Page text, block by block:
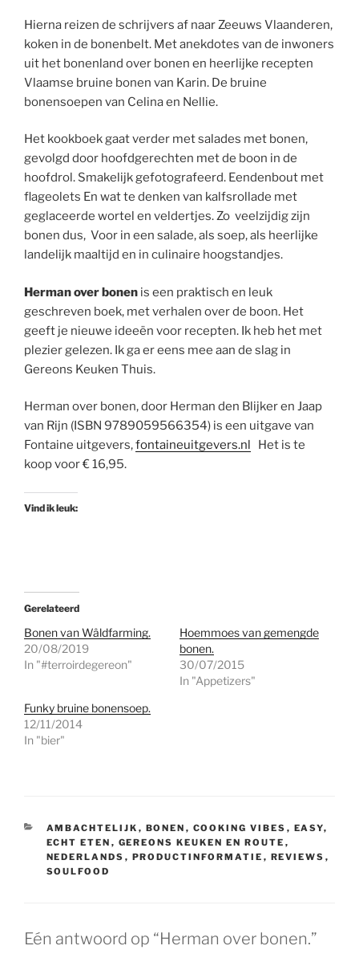
Hierna reizen de schrijvers af naar Zeeuws Vlaanderen,
koken in de bonenbelt. Met anekdotes van de inwoners
uit het bonenland over bonen en heerlijke recepten
Vlaamse bruine bonen van Karin. De bruine
bonensoepen van Celinaen Nellie.
Het kookboek gaat verder met salades met bonen,
gevolgd door hoofdgerechten met de boon in de
hoofdrol. Smakelijk gefotografeerd. Eendenbout met
flageolets En wat te denken van kalfsrollade met
geglaceerde wortel en veldertjes. Zo veelzijdig zijn
bonen dus, Voor in een salade, als soep, als heerlijke
landelijk maaltijd en in culinaire hoogstandjes.
Herman over bonen is een praktisch en leuk
geschreven boek, met verhalen over de boon. Het
geeft je nieuwe ideeën voor recepten. Ik heb het met
plezier gelezen. Ik ga er eens mee aan de slag in
Gereons Keuken Thuis.
Herman over bonen, door Herman den Blijker en Jaap
van Rijn (ISBN 9789059566354) is een uitgave van
Fontaine uitgevers,fontaineuitgevers.nl
Het is te
koop voor € 16,95.
Vind ik leuk:
Gerelateerd
Bonen van Wâldfarming.
20/08/2019
In "#terroirdegereon"
Hoemmoes van gemengde
bonen.
30/07/2015
In "Appetizers"
Funky bruine bonensoep.
12/11/2014
In "bier"
CATEGORIEËN
AMBACHTELIJK , BONEN , COOKING VIBES , EASY,
ECHT ETEN , GEREONS KEUKEN EN ROUTE ,
NEDERLANDS , PRODUCTINFORMATIE , REVIEWS ,
SOULFOOD
Eén antwoord op “Herman over bonen.”